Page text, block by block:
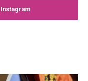
Instagram